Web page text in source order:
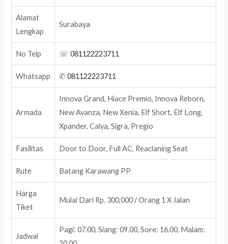
Alamat
Lengkap
Surabaya
No Telp ☏081122223711
Whatsapp ✆081122223711
Armada
Innova Grand, Hiace Premio, Innova Reborn,
New Avanza, New Xenia, Elf Short, Elf Long,
Xpander, Calya, Sigra, Pregio
Fasilitas Door to Door, Full AC, Reaclaning Seat
Rute Batang Karawang PP
Harga
Tiket
Mulai Dari Rp. 300,000 / Orang 1 X Jalan
Jadwal
Pagi: 07.00, Siang: 09.00, Sore: 16.00, Malam: